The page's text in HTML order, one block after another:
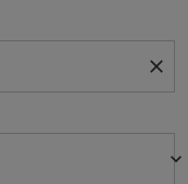
close
keyboard_arrow_down